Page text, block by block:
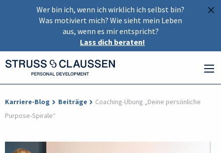
×
Wer bin ich, wenn ich wirklich ich selbst bin?
Was motiviert mich? Wie sieht mein Leben
aus, wenn es mir entspricht?
Lass dich beraten!
Karriere-Blog Beiträge
Coaching-Übung „Deine persönliche
Purpose-Spirale“